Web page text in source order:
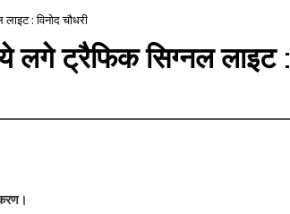
: विनोद चौधरी
लगे ट्रैफिक सिग्नल लाइट :